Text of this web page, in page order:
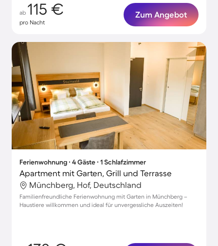
ab 115 €
pro Nacht
Zum Angebot
Ferienwohnung ∙ 4 Gäste ∙ 1 Schlafzimmer
Apartment mit Garten, Grill und Terrasse
Münchberg, Hof, Deutschland
Familienfreundliche Ferienwohnung mit Garten in Münchberg –
Haustiere willkommen und ideal für unvergessliche Auszeiten!